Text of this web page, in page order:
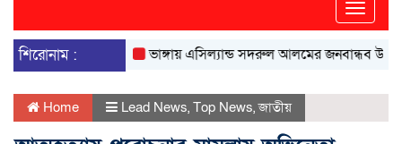
Toggle
শিরোনাম :
ভাঙ্গায় এসিল্যান্ড সদরুল আলমের জনবান্ধব উদ্যোগে
Home Lead News, Top News,জাতীয়